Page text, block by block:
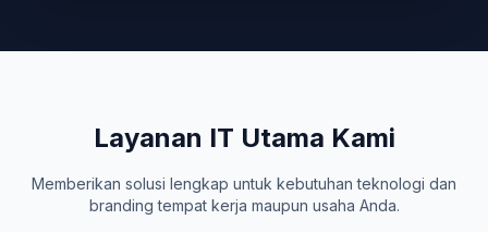
Layanan IT Utama Kami
Memberikan solusi lengkap untuk kebutuhan teknologi dan
branding tempat kerja maupun usaha Anda.